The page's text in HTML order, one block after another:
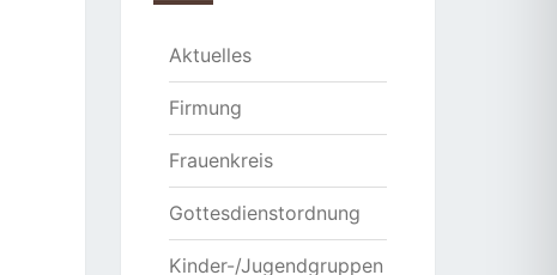
Aktuelles
Firmung
Frauenkreis
Gottesdienstordnung
Kinder-/Jugendgruppen